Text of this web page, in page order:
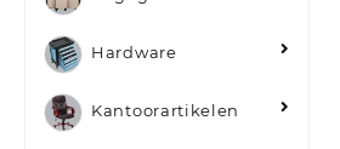
Hardware
Kantoorartikelen